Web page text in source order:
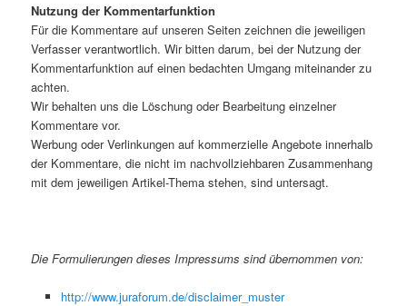
Nutzung der Kommentarfunktion
Für die Kommentare auf unseren Seiten zeichnen die jeweiligen
Verfasser verantwortlich. Wir bitten darum, bei der Nutzung der
Kommentarfunktion auf einen bedachten Umgang miteinander zu
achten.
Wir behalten uns die Löschung oder Bearbeitung einzelner
Kommentare vor.
Werbung oder Verlinkungen auf kommerzielle Angebote innerhalb
der Kommentare, die nicht im nachvollziehbaren Zusammenhang
mit dem jeweiligen Artikel-Thema stehen, sind untersagt.
Die Formulierungen dieses Impressums sind übernommen von:
http://www.juraforum.de/disclaimer_muster